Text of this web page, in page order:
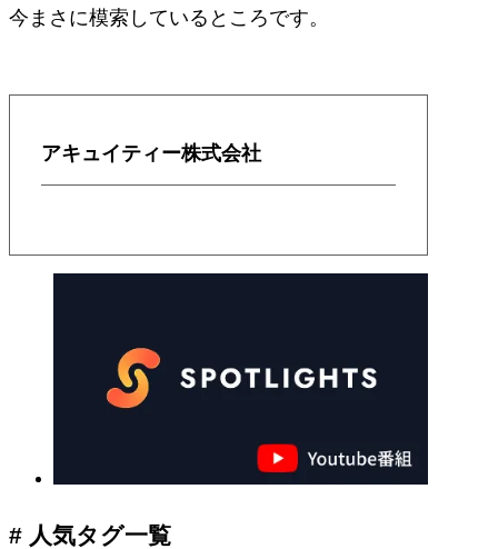
今まさに模索しているところです。
アキュイティー株式会社
# 人気タグ一覧